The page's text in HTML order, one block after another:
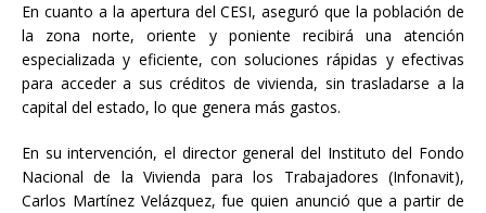
En cuanto a la apertura del CESI, aseguró que la población de
la zona norte, oriente y poniente recibirá una atención
especializada y eficiente, con soluciones rápidas y efectivas
para acceder a sus créditos de vivienda, sin trasladarse a la
capital del estado, lo que genera más gastos.
En su intervención, el director general del Instituto del Fondo
Nacional de la Vivienda para los Trabajadores (Infonavit),
Carlos Martínez Velázquez, fue quien anunció que a partir de